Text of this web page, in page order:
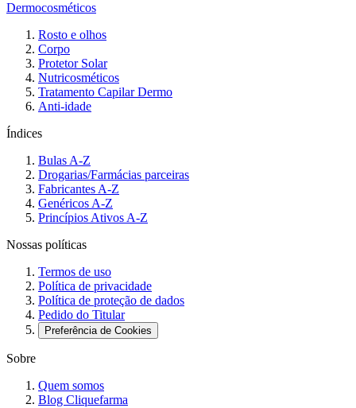
Dermocosméticos
Rosto e olhos
Corpo
Protetor Solar
Nutricosméticos
Tratamento Capilar Dermo
Anti-idade
Índices
Bulas A-Z
Drogarias/Farmácias parceiras
Fabricantes A-Z
Genéricos A-Z
Princípios Ativos A-Z
Nossas políticas
Termos de uso
Política de privacidade
Política de proteção de dados
Pedido do Titular
Preferência de Cookies
Sobre
Quem somos
Blog Cliquefarma